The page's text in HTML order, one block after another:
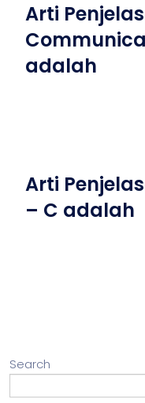
Arti
adalah
Arti
– C adalah
Search